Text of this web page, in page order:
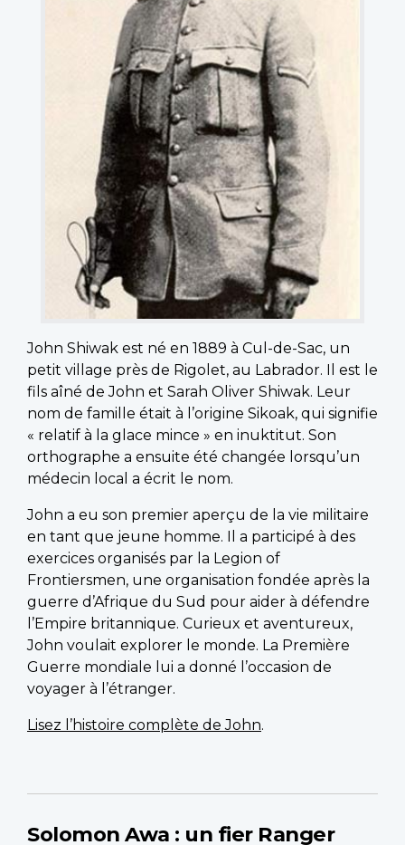
John Shiwak est né en 1889 à Cul-de-Sac, un
petit village près de Rigolet, au Labrador. Il est le
fils aîné de John et Sarah Oliver Shiwak. Leur
nom de famille était à l’origine Sikoak, qui signifie
« relatif à la glace mince » en inuktitut. Son
orthographe a ensuite été changée lorsqu’un
médecin local a écrit le nom.
John a eu son premier aperçu de la vie militaire
en tant que jeune homme. Il a participé à des
exercices organisés par la Legion of
Frontiersmen, une organisation fondée après la
guerre d’Afrique du Sud pour aider à défendre
l’Empire britannique. Curieux et aventureux,
John voulait explorer le monde. La Première
Guerre mondiale lui a donné l’occasion de
voyager à l’étranger.
Lisez l’histoire complète de John.
Solomon Awa : un fier Ranger